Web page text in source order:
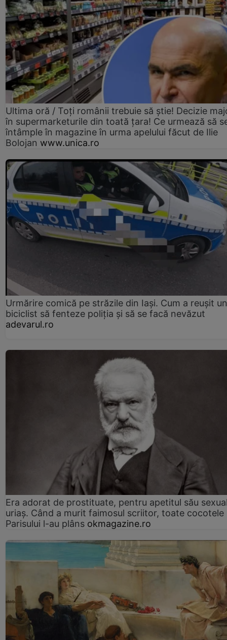
Ultima oră / Toți românii trebuie să știe! Decizie
în supermarketurile din toată țara! Ce urmează să
întâmple în magazine în urma apelului făcut de Ilie
Bolojan www.unica.ro
Urmărire comică pe străzile din Iași. Cum a reușit un
biciclist să fenteze poliția și să se facă nevăzut
adevarul.ro
Era adorat de prostituate, pentru apetitul său
uriaș. Când a murit faimosul scriitor, toate cocotele
Parisului l-au plâns okmagazine.ro